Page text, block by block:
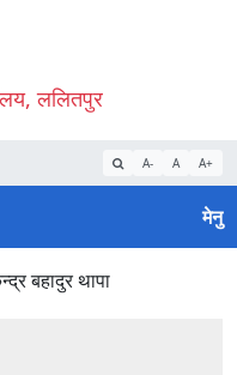
ललितपुर
A- A A+
मेनु
बहादुर थापा